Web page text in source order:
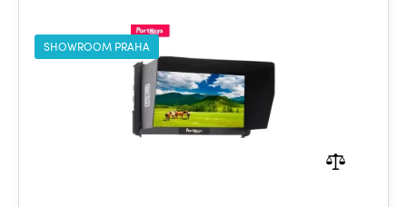
SHOWROOM PRAHA